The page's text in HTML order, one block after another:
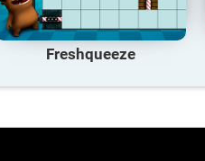
Freshqueeze